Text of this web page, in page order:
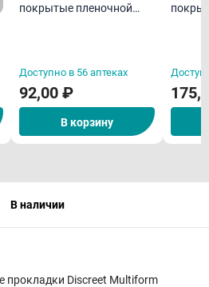
покрытые пленочной
Доступно в 56 аптеках
92,00 ₽
В корзину
В наличии
прокладки Discreet Multiform